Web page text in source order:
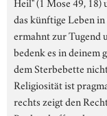
das künftige Leben
ermahnt zur Tugend
bedenk es in deinem
dem Sterbebette
Religiosität ist
rechts zeigt den